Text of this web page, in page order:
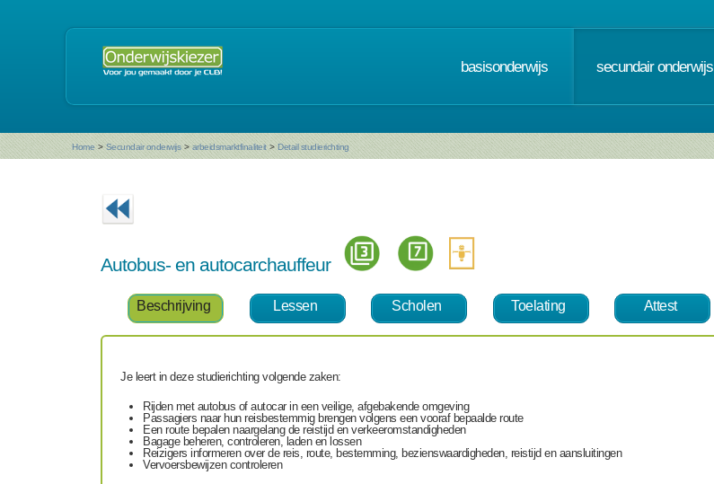
basisonderwijs secundair onderwijs
Home > Secundair onderwijs > arbeidsmarktfinaliteit > Detail studierichting
Autobus- en autocarchauffeur
Beschrijving Lessen Scholen Toelating Attest
Je leert in deze studierichting volgende zaken:
Rijden met autobus of autocar in een veilige, afgebakende omgeving
Passagiers naar hun reisbestemmig brengen volgens een vooraf bepaalde route
Een route bepalen naargelang de reistijd en verkeeromstandigheden
Bagage beheren, controleren, laden en lossen
Reizigers informeren over de reis, route, bestemming, bezienswaardigheden, reistijd en aansluitingen
Vervoersbewijzen controleren